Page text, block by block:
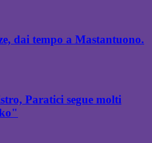
dai tempo a Mastantuono.
Paratici segue molti